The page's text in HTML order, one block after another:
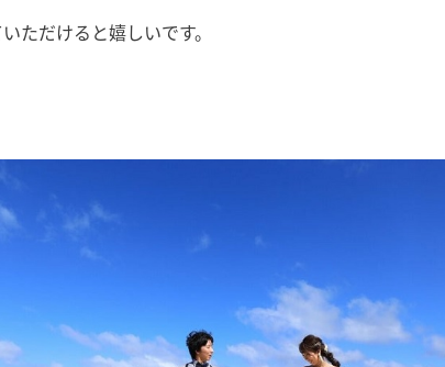
ただけると嬉しいです。